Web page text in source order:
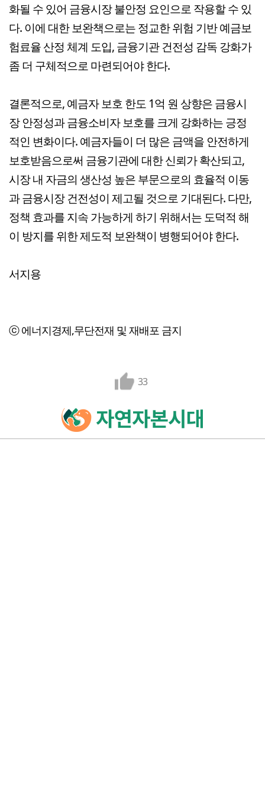
화될 수 있어 금융시장 불안정 요인으로 작용할 수 있
다. 이에 대한 보완책으로는 정교한 위험 기반 예금보
험료율 산정 체계 도입, 금융기관 건전성 감독 강화가
좀 더 구체적으로 마련되어야 한다.
결론적으로, 예금자 보호 한도 1억 원 상향은 금융시
장 안정성과 금융소비자 보호를 크게 강화하는 긍정
적인 변화이다. 예금자들이 더 많은 금액을 안전하게
보호받음으로써 금융기관에 대한 신뢰가 확산되고,
시장 내 자금의 생산성 높은 부문으로의 효율적 이동
과 금융시장 건전성이 제고될 것으로 기대된다. 다만,
정책 효과를 지속 가능하게 하기 위해서는 도덕적 해
이 방지를 위한 제도적 보완책이 병행되어야 한다.
서지용
ⓒ 에너지경제,무단전재 및 재배포 금지
33